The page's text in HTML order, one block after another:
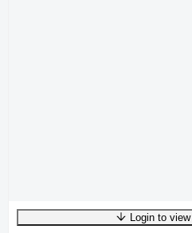
UTF-8288 bytes43 words0 linesLn 1
Login to